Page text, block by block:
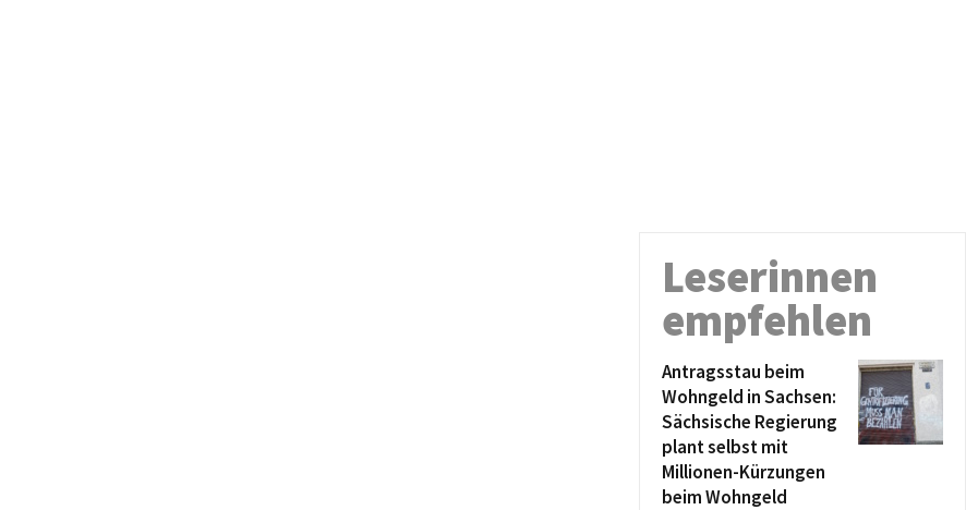
Leserinnen
empfehlen
Antragsstau beim
Wohngeld in Sachsen:
Sächsische Regierung
plant selbst mit
Millionen-Kürzungen
beim Wohngeld